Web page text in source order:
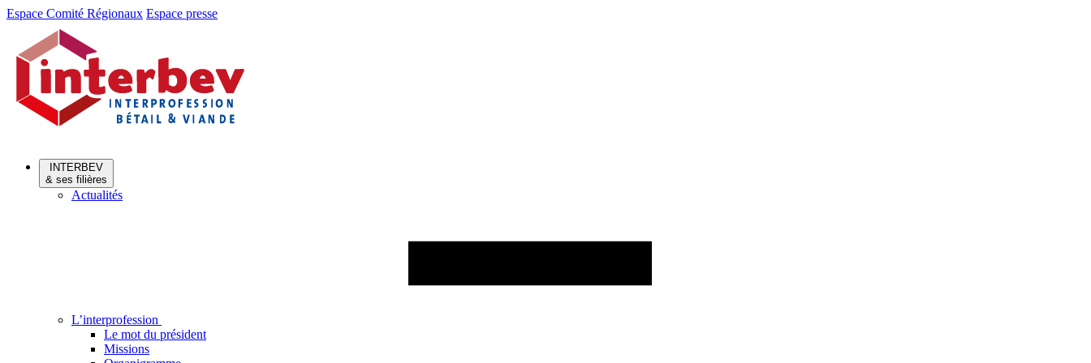
Aller
Aller
contenu
Espace Comité Régionaux Espace presse
INTERBEV
& ses filières
Actualités
L’interprofession
Le mot du président
Missions